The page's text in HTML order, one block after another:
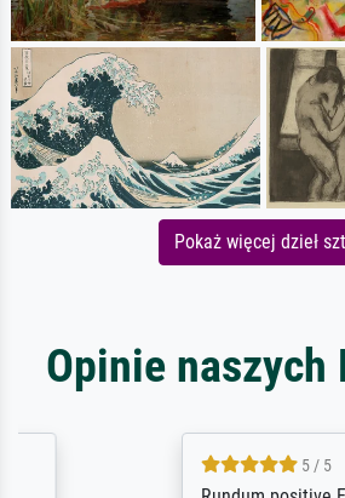
Pokaż więcej dzieł
Opinie naszych
5 / 5